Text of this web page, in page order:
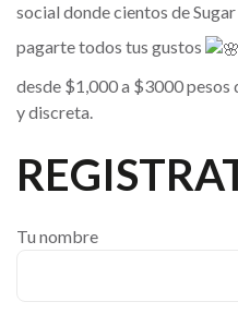
social donde cientos de
pagarte todos tus gustos
desde $1,000 a $3000 pesos
y discreta.
Tu nombre